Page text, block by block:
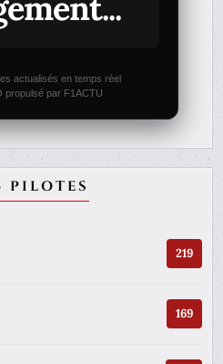
actualisés en temps réel
propulsé par F1ACTU
PILOTES
219
169